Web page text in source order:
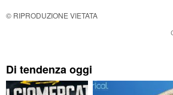
© RIPRODUZIONE VIETATA
Di tendenza oggi